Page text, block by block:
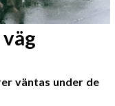
väntas under de